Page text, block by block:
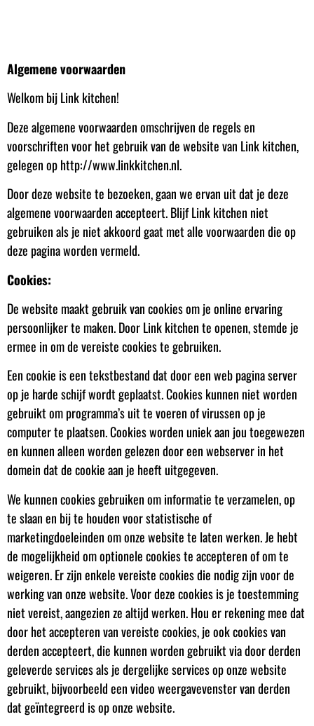
Algemene voorwaarden
Welkom bij Link kitchen!
Deze algemene voorwaarden omschrijven de regels en
voorschriften voor het gebruik van de website van Link kitchen,
gelegen op http://www.linkkitchen.nl.
Door deze website te bezoeken, gaan we ervan uit dat je deze
algemene voorwaarden accepteert. Blijf Link kitchen niet
gebruiken als je niet akkoord gaat met alle voorwaarden die op
deze pagina worden vermeld.
Cookies:
De website maakt gebruik van cookies om je online ervaring
persoonlijker te maken. Door Link kitchen te openen, stemde je
ermee in om de vereiste cookies te gebruiken.
Een cookie is een tekstbestand dat door een web pagina server
op je harde schijf wordt geplaatst. Cookies kunnen niet worden
gebruikt om programma’s uit te voeren of virussen op je
computer te plaatsen. Cookies worden uniek aan jou toegewezen
en kunnen alleen worden gelezen door een webserver in het
domein dat de cookie aan je heeft uitgegeven.
We kunnen cookies gebruiken om informatie te verzamelen, op
te slaan en bij te houden voor statistische of
marketingdoeleinden om onze website te laten werken. Je hebt
de mogelijkheid om optionele cookies te accepteren of om te
weigeren. Er zijn enkele vereiste cookies die nodig zijn voor de
werking van onze website. Voor deze cookies is je toestemming
niet vereist, aangezien ze altijd werken. Hou er rekening mee dat
door het accepteren van vereiste cookies, je ook cookies van
derden accepteert, die kunnen worden gebruikt via door derden
geleverde services als je dergelijke services op onze website
gebruikt, bijvoorbeeld een video weergavevenster van derden
dat geïntegreerd is op onze website.